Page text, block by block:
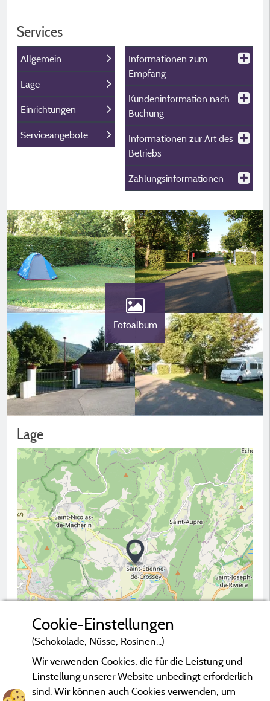
Services
Allgemein
Lage
Einrichtungen
Serviceangebote
Informationen zum
Empfang
Kundeninformation nach
Buchung
Informationen zur Art des
Betriebs
Zahlungsinformationen
Fotoalbum
Lage
2 km © OpenStreetMap contributors
Cookie-Einstellungen
(Schokolade, Nüsse, Rosinen...)
Wir verwenden Cookies, die für die Leistung und
Einstellung unserer Website unbedingt erforderlich
sind. Wir können auch Cookies verwenden, um